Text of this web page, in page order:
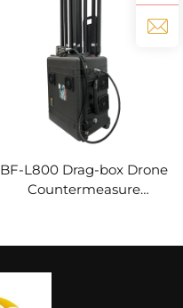
BF-L800 Drag-box Drone
Countermeasure